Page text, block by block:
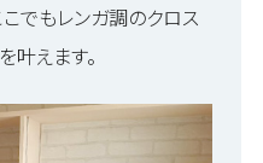
でもレンガ調のクロス
叶えます。